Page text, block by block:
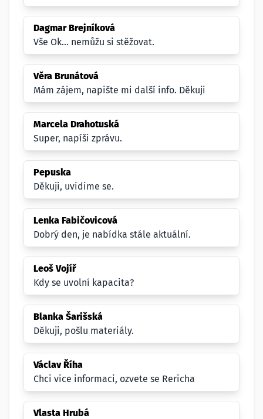
Dagmar Brejníková
Vše Ok... nemůžu si stěžovat.
Věra Brunátová
Mám zájem, napište mi další info. Děkuji
Marcela Drahotuská
Super, napíši zprávu.
Pepuska
Děkuji, uvidime se.
Lenka Fabičovicová
Dobrý den, je nabídka stále aktuální.
Leoš Vojíř
Kdy se uvolní kapacita?
Blanka Šarišská
Děkuji, pošlu materiály.
Václav Říha
Chci vice informaci, ozvete se Rericha
Vlasta Hrubá